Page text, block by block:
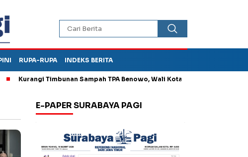
RUPA-RUPA INDEKS BERITA
Timbunan Sampah TPA Benowo, Wali Kota Instruksikan ASN
E-PAPER SURABAYA PAGI